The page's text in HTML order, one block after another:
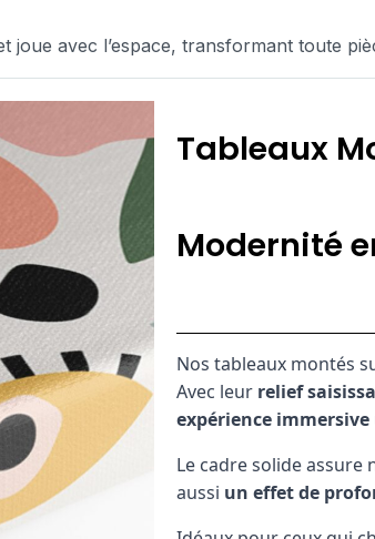
avec l’espace, transformant toute
Tableaux
Modernité
Nos tableaux montés
Avec leur relief
expérience immersive
Le cadre solide
aussi un effet de